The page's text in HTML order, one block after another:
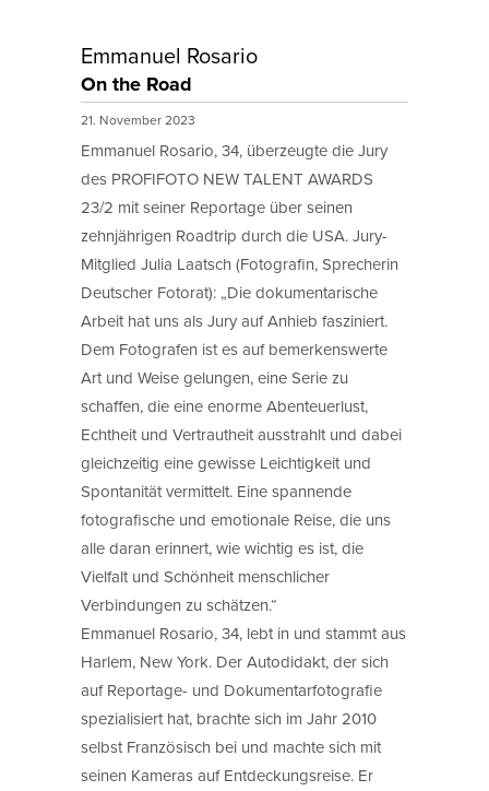
Emmanuel Rosario
On the Road
21. November 2023
Emmanuel Rosario, 34, überzeugte die Jury
des PROFIFOTO NEW TALENT AWARDS
23/2 mit seiner Reportage über seinen
zehnjährigen Roadtrip durch die USA. Jury-
Mitglied Julia Laatsch (Fotografin, Sprecherin
Deutscher Fotorat): „Die dokumentarische
Arbeit hat uns als Jury auf Anhieb fasziniert.
Dem Fotografen ist es auf bemerkenswerte
Art und Weise gelungen, eine Serie zu
schaffen, die eine enorme Abenteuerlust,
Echtheit und Vertrautheit ausstrahlt und dabei
gleichzeitig eine gewisse Leichtigkeit und
Spontanität vermittelt. Eine spannende
fotografische und emotionale Reise, die uns
alle daran erinnert, wie wichtig es ist, die
Vielfalt und Schönheit menschlicher
Verbindungen zu schätzen.“
Emmanuel Rosario, 34, lebt in und stammt aus
Harlem, New York. Der Autodidakt, der sich
auf Reportage- und Dokumentarfotografie
spezialisiert hat, brachte sich im Jahr 2010
selbst Französisch bei und machte sich mit
seinen Kameras auf Entdeckungsreise. Er